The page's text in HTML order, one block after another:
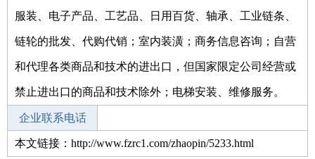
服装、电子产品、工艺品、日用百货、轴承、工业链条、
链轮的批发、代购代销；室内装潢；商务信息咨询；自营
和代理各类商品和技术的进出口，但国家限定公司经营或
禁止进出口的商品和技术除外；电梯安装、维修服务。
企业联系电话
本文链接：http://www.fzrc1.com/zhaopin/5233.html